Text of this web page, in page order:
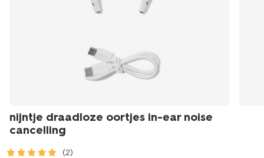
nijntje draadloze oortjes in-ear noise
cancelling
(2)